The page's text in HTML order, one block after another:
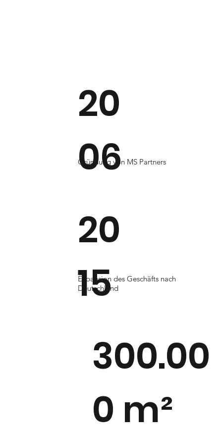
20
06
Gründung von MS Partners
20
15
Expansion des Geschäfts nach
Deutschland
300.00
0 m²